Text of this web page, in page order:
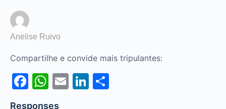
Anelise Ruivo
Compartilhe e convide mais tripulantes:
Facebook
WhatsApp
EmailLinkedIn
Responses